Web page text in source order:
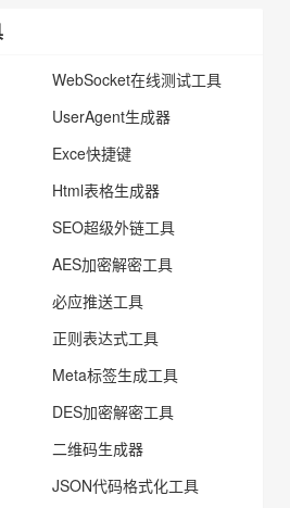
WebSocket在线测试工具
UserAgent生成器
Exce快捷键
Html表格生成器
SEO超级外链工具
AES加密解密工具
必应推送工具
正则表达式工具
Meta标签生成工具
DES加密解密工具
二维码生成器
JSON代码格式化工具